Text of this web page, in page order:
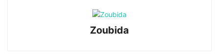
Zoubida